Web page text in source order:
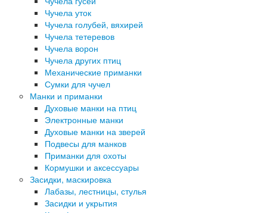
Чучела уток
Чучела голубей, вяхирей
Чучела тетеревов
Чучела ворон
Чучела других птиц
Механические приманки
Сумки для чучел
Манки и приманки
Духовые манки на птиц
Электронные манки
Духовые манки на зверей
Подвесы для манков
Приманки для охоты
Кормушки и аксессуары
Засидки, маскировка
Лабазы, лестницы, стулья
Засидки и укрытия